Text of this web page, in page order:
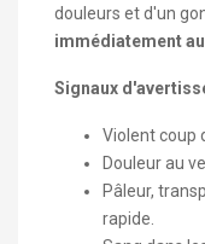
douleurs et d'un
immédiatement
Signaux
Violent coup
Douleur au
Pâleur,
rapide.